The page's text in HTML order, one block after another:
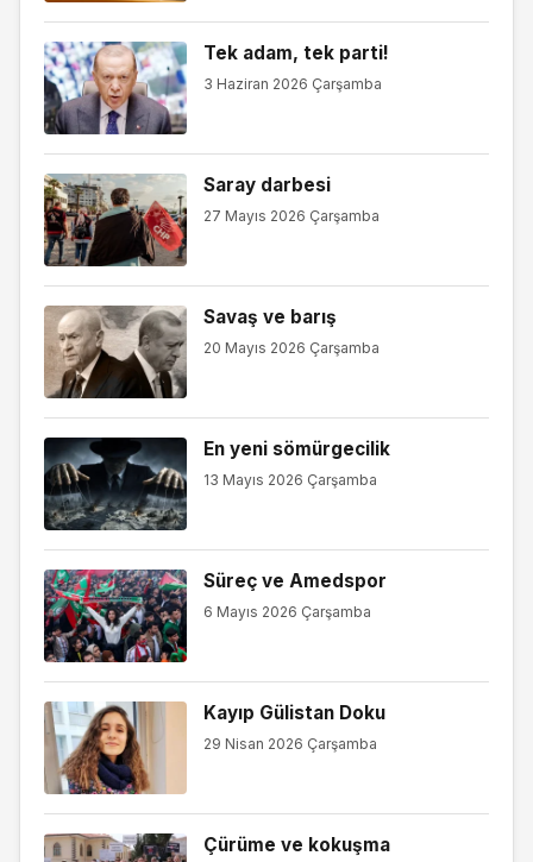
Tek adam, tek parti!
3 Haziran 2026 Çarşamba
Saray darbesi
27 Mayıs 2026 Çarşamba
Savaş ve barış
20 Mayıs 2026 Çarşamba
En yeni sömürgecilik
13 Mayıs 2026 Çarşamba
Süreç ve Amedspor
6 Mayıs 2026 Çarşamba
Kayıp Gülistan Doku
29 Nisan 2026 Çarşamba
Çürüme ve kokuşma